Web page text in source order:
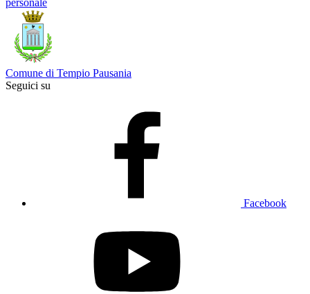
personale
Comune di Tempio Pausania
Seguici su
Facebook